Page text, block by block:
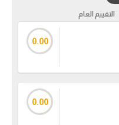
التقييم العام
0.00
0.00